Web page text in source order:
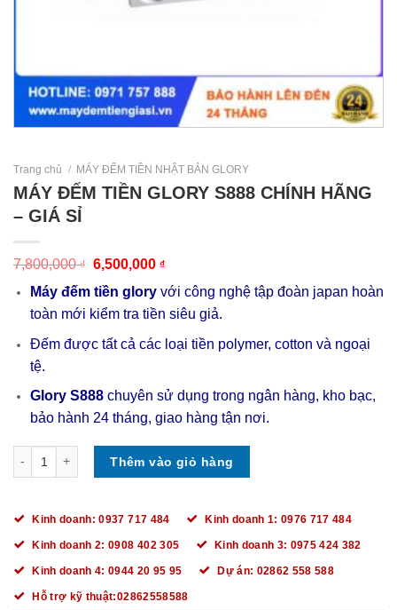
Trang chủ / MÁY ĐẾM TIỀN NHẬT BẢN GLORY
MÁY ĐẾM TIỀN GLORY S888 CHÍNH HÃNG
– GIÁ SỈ
7,800,000₫ 6,500,000 ₫
Máy đếm tiền glory với công nghệ tập đoàn japan hoàn
toàn mới kiểm tra tiền siêu giả.
Đếm được tất cả các loại tiền polymer, cotton và ngoại
tệ.
Glory S888chuyên sử dụng trong ngân hàng, kho bạc,
bảo hành 24 tháng, giao hàng tận nơi.
MÁY ĐẾM TIỀN GLORY S888 CHÍNH HÃNG - GIÁ SỈ số lượng
Thêm vào giỏ hàng
Kinh doanh: 0937 717 484 Kinh doanh 1: 0976 717 484
Kinh doanh 2: 0908 402 305 Kinh doanh 3: 0975 424 382
Kinh doanh 4: 0944 20 95 95 Dự án: 02862 558 588
Hỗ trợ kỹ thuật:02862558588